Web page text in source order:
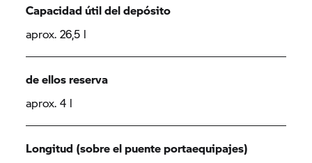
Capacidad útil del depósito
aprox. 26,5 l
de ellos reserva
aprox. 4 l
Longitud (sobre el puente portaequipajes)